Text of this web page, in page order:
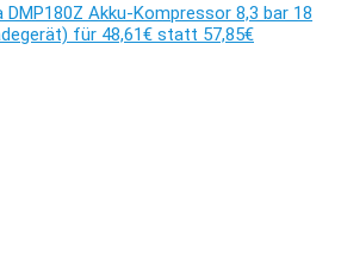
Akku-Kompressor 8,3 bar 18
für 48,61€ statt 57,85€